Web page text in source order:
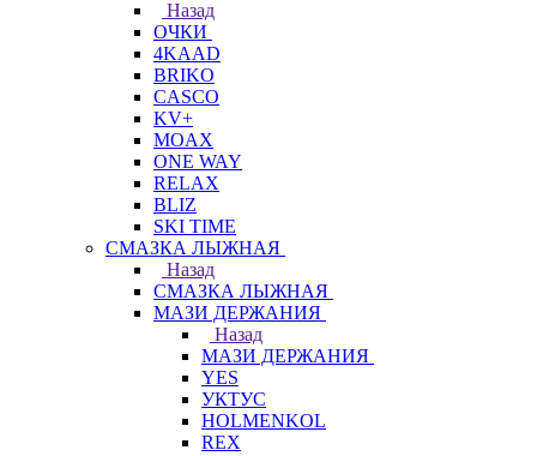
Назад
ОЧКИ
4KAAD
BRIKO
CASCO
KV+
MOAX
ONE WAY
RELAX
BLIZ
SKI TIME
СМАЗКА ЛЫЖНАЯ
Назад
СМАЗКА ЛЫЖНАЯ
МАЗИ ДЕРЖАНИЯ
Назад
МАЗИ ДЕРЖАНИЯ
YES
УКТУС
HOLMENKOL
REX